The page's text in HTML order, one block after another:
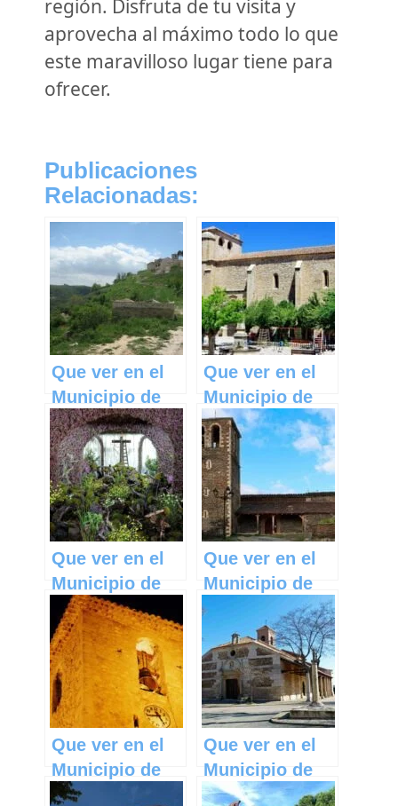
región. Disfruta de tu visita y
aprovecha al máximo todo lo que
este maravilloso lugar tiene para
ofrecer.
Publicaciones
Relacionadas:
Que ver en el
Municipio de
Aldeanueva de
Guadalajara en
Castilla La
Mancha
Que ver en el
Municipio de
Milmarcos en
Castilla La
Mancha
Que ver en el
Municipio de
Piedrabuena en
Castilla La
Mancha
Que ver en el
Municipio de
Campillo de
Ranas en
Castilla La
Mancha
Que ver en el
Municipio de
Aliaguilla en
Que ver en el
Municipio de
Robledillo de